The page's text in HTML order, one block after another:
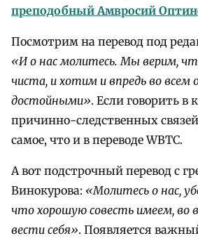
преподобный Амвросий
Посмотрим на перевод под
«И о нас молитесь. Мы верим,
чиста, и хотим и впредь во всем
достойными». Если говорить в
причинно-следственных
самое, что и в переводе WBTC.
А вот подстрочный перевод с
Винокурова: «Молитесь о нас,
что хорошую совесть имеем, во
вести себя». Появляется